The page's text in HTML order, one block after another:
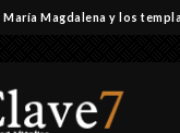
María Magdalena y los